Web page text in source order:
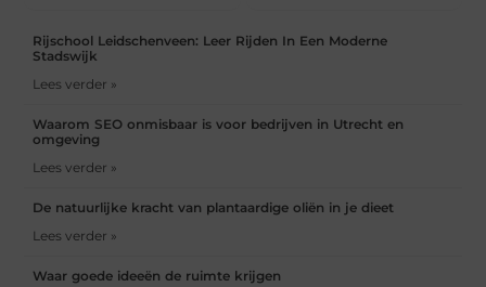
Rijschool Leidschenveen: Leer Rijden In Een Moderne
Stadswijk
Lees verder »
Waarom SEO onmisbaar is voor bedrijven in Utrecht en
omgeving
Lees verder »
De natuurlijke kracht van plantaardige oliën in je dieet
Lees verder »
Waar goede ideeën de ruimte krijgen